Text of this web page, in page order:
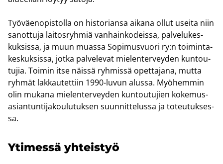
Työ­väen­opis­tol­la on his­to­rian­sa ai­ka­na ollut usei­ta niin
sa­not­tu­ja lai­tos­ryh­miä van­hain­ko­deis­sa, pal­ve­lu­kes­
kuk­sis­sa, ja muun muas­sa So­pi­mus­vuo­ri ry:n toi­min­ta­
kes­kuk­sis­sa, jotka pal­ve­le­vat mie­len­ter­vey­den kun­tou­
tu­jia. Toi­min itse näis­sä ryh­mis­sä opet­ta­ja­na, mutta
ryh­mät lak­kau­tet­tiin 1990-​luvun alus­sa. Myö­hem­min
olin mu­ka­na mie­len­ter­vey­den kun­tou­tu­jien ko­ke­mus­
asian­tun­ti­ja­kou­lu­tuk­sen suun­nit­te­lus­sa ja to­teu­tuk­ses­
sa.
Yti­mes­sä yh­teis­työ